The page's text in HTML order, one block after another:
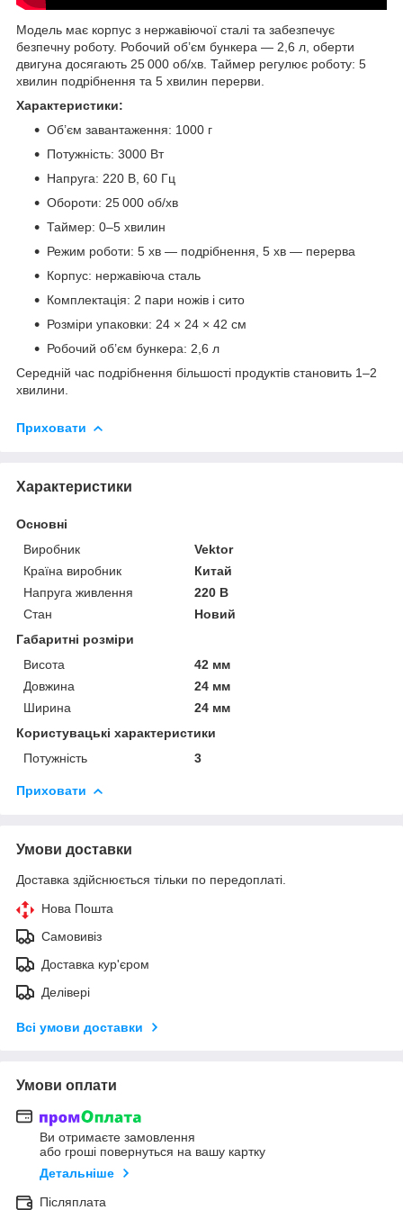
Модель має корпус з нержавіючої сталі та забезпечує
безпечну роботу. Робочий об’єм бункера — 2,6 л, оберти
двигуна досягають 25 000 об/хв. Таймер регулює роботу: 5
хвилин подрібнення та 5 хвилин перерви.
Характеристики:
Об’єм завантаження: 1000 г
Потужність: 3000 Вт
Напруга: 220 В, 60 Гц
Обороти: 25 000 об/хв
Таймер: 0–5 хвилин
Режим роботи: 5 хв — подрібнення, 5 хв — перерва
Корпус: нержавіюча сталь
Комплектація: 2 пари ножів і сито
Розміри упаковки: 24 × 24 × 42 см
Робочий об’єм бункера: 2,6 л
Середній час подрібнення більшості продуктів становить 1–2
хвилини.
Приховати
Характеристики
Основні
Виробник
Vektor
Країна виробник
Китай
Напруга живлення
220 В
Стан
Новий
Габаритні розміри
Висота
42 мм
Довжина
24 мм
Ширина
24 мм
Користувацькі характеристики
Потужність
3
Приховати
Умови доставки
Доставка здійснюється тільки по передоплаті.
Нова Пошта
Самовивіз
Доставка кур'єром
Делівері
Всі умови доставки
Умови оплати
Ви отримаєте замовлення
або гроші повернуться на вашу картку
Детальніше
Післяплата